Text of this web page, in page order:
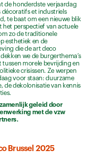
de honderdste verjaardag
décoratifs et industriels
te baat om een nieuwe blik
het perspectief van actuele
zo de traditionele
esthetiek en de
die de art deco
we de burgerthema’s
tussen morele bevrijding en
crisissen. Ze werpen
voor staan: duurzame
de dekolonisatie van kennis
geleid door
met de vzw
Brussel 2025